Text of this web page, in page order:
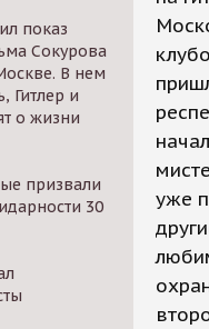
показ
Сокурова
В нем
Гитлер и
о жизни
призвали
30
уже